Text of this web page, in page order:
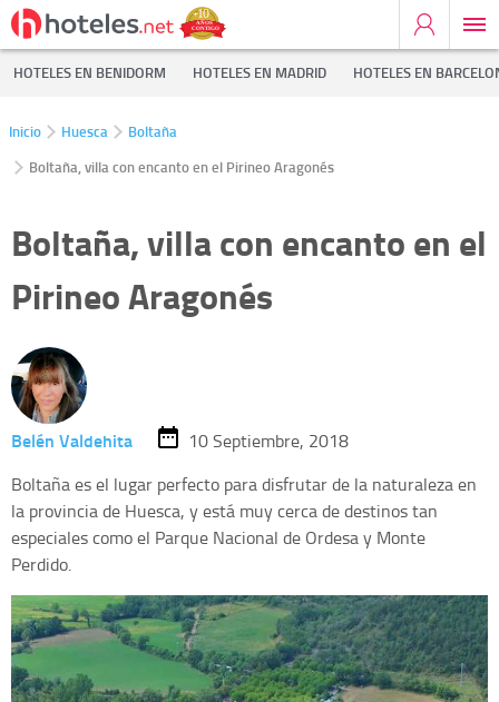
HOTELES EN BENIDORM HOTELES EN MADRID HOTELES EN
Inicio Huesca
Boltaña
Boltaña, villa con encanto en el Pirineo Aragonés
Boltaña, villa con encanto en el
Pirineo Aragonés
Belén Valdehita
10 Septiembre, 2018
Boltaña es el lugar perfecto para disfrutar de la naturaleza en
la provincia de Huesca, y está muy cerca de destinos tan
especiales como el Parque Nacional de Ordesa y Monte
Perdido.